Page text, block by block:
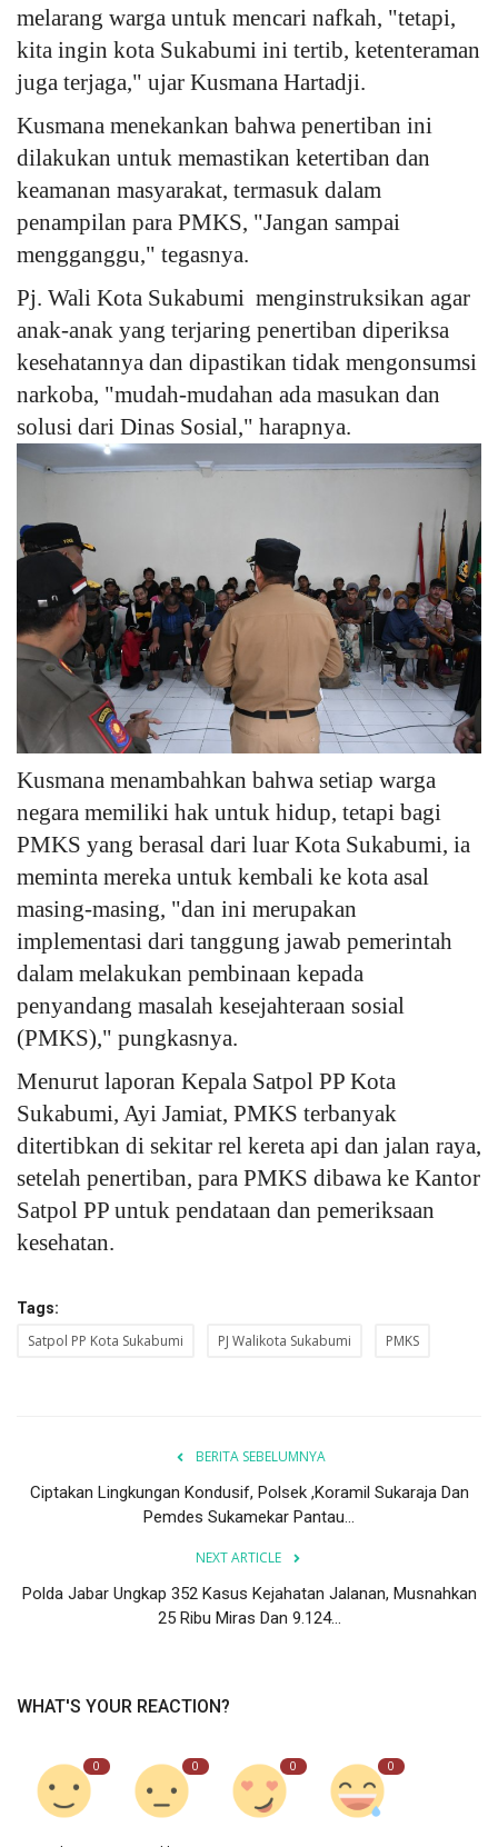
melarang warga untuk mencari nafkah, "tetapi,
kita ingin kota Sukabumi ini tertib, ketenteraman
juga terjaga," ujar Kusmana Hartadji.
Kusmana menekankan bahwa penertiban ini
dilakukan untuk memastikan ketertiban dan
keamanan masyarakat, termasuk dalam
penampilan para PMKS, "Jangan sampai
mengganggu," tegasnya.
Pj. Wali Kota Sukabumi menginstruksikan agar
anak-anak yang terjaring penertiban diperiksa
kesehatannya dan dipastikan tidak mengonsumsi
narkoba, "mudah-mudahan ada masukan dan
solusi dari Dinas Sosial," harapnya.
Kusmana menambahkan bahwa setiap warga
negara memiliki hak untuk hidup, tetapi bagi
PMKS yang berasal dari luar Kota Sukabumi, ia
meminta mereka untuk kembali ke kota asal
masing-masing, "dan ini merupakan
implementasi dari tanggung jawab pemerintah
dalam melakukan pembinaan kepada
penyandang masalah kesejahteraan sosial
(PMKS)," pungkasnya.
Menurut laporan Kepala Satpol PP Kota
Sukabumi, Ayi Jamiat, PMKS terbanyak
ditertibkan di sekitar rel kereta api dan jalan raya,
setelah penertiban, para PMKS dibawa ke Kantor
Satpol PP untuk pendataan dan pemeriksaan
kesehatan.
Tags:
Satpol PP Kota Sukabumi PJ Walikota Sukabumi PMKS
BERITA SEBELUMNYA
Ciptakan Lingkungan Kondusif, Polsek ,Koramil Sukaraja Dan
Pemdes Sukamekar Pantau...
NEXT ARTICLE
Polda Jabar Ungkap 352 Kasus Kejahatan Jalanan, Musnahkan
25 Ribu Miras Dan 9.124...
WHAT'S YOUR REACTION?
0 0 0 0